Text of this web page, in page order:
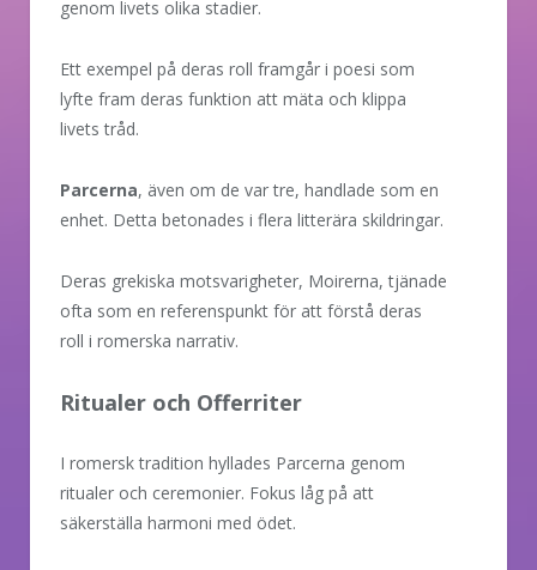
genom livets olika stadier.
Ett exempel på deras roll framgår i poesi som
lyfte fram deras funktion att mäta och klippa
livets tråd.
Parcerna, även om de var tre, handlade som en
enhet. Detta betonades i flera litterära skildringar.
Deras grekiska motsvarigheter, Moirerna, tjänade
ofta som en referenspunkt för att förstå deras
roll i romerska narrativ.
Ritualer och Offerriter
I romersk tradition hyllades Parcerna genom
ritualer och ceremonier. Fokus låg på att
säkerställa harmoni med ödet.